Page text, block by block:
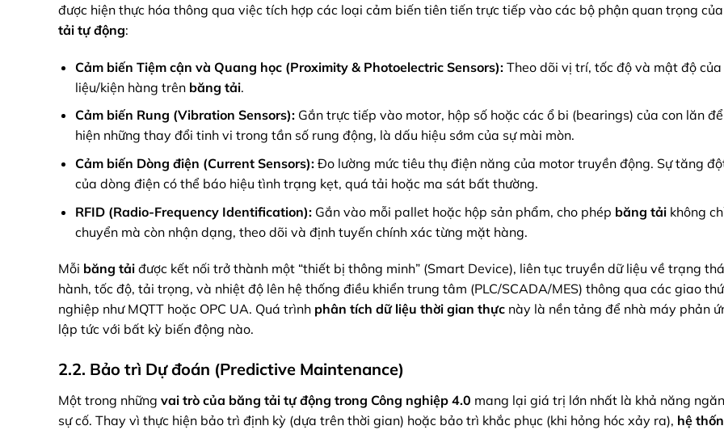
được hiện thực hóa thông qua việc tích hợp các loại cảm biến tiên tiến trực tiếp vào các bộ phận quan trọng
tải tự động:
Cảm biến Tiệm cận và Quang học (Proximity & Photoelectric Sensors):Theo dõi vị trí, tốc độ và mật độ
liệu/kiện hàng trên băng tải.
Cảm biến Rung (Vibration Sensors):Gắn trực tiếp vào motor, hộp số hoặc các ổ bi (bearings) của con lăn
hiện những thay đổi tinh vi trong tần số rung động, là dấu hiệu sớm của sự mài mòn.
Cảm biến Dòng điện (Current Sensors):Đo lường mức tiêu thụ điện năng của motor truyền động. Sự tăng
của dòng điện có thể báo hiệu tình trạng kẹt, quá tải hoặc ma sát bất thường.
RFID (Radio-Frequency Identification):Gắn vào mỗi pallet hoặc hộp sản phẩm, cho phép băng tảikhông
chuyển mà còn nhận dạng, theo dõi và định tuyến chính xác từng mặt hàng.
Mỗi băng tải được kết nối trở thành một “thiết bị thông minh” (Smart Device), liên tục truyền dữ liệu về trạng
hành, tốc độ, tải trọng, và nhiệt độ lên hệ thống điều khiển trung tâm (PLC/SCADA/MES) thông qua các giao
nghiệp như MQTT hoặc OPC UA. Quá trình phân tích dữ liệu thời gian thực này là nền tảng để nhà máy phản
lập tức với bất kỳ biến động nào.
2.2. Bảo trì Dự đoán (Predictive Maintenance)
Một trong những vai trò của băng tải tự động trong Công nghiệp 4.0 mang lại giá trị lớn nhất là khả năng
sự cố. Thay vì thực hiện bảo trì định kỳ (dựa trên thời gian) hoặc bảo trì khắc phục (khi hỏng hóc xảy ra), hệ